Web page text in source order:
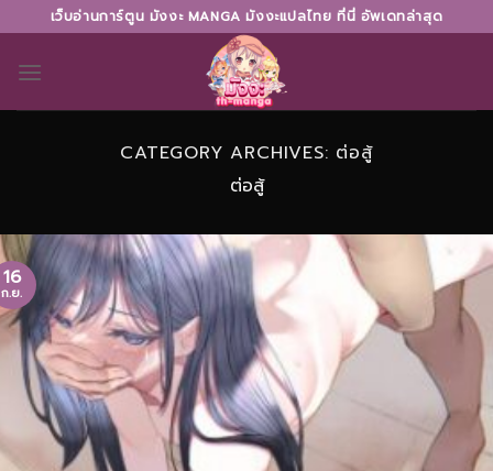
to
content
เว็บอ่านการ์ตูน มังงะ MANGA มังงะแปลไทย ที่นี่ อัพเดทล่าสุด
CATEGORY ARCHIVES: ต่อสู้
ต่อสู้
16
ก.ย.